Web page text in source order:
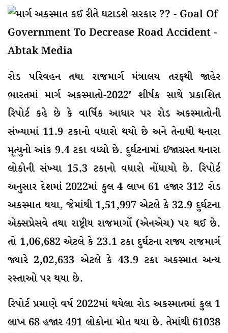
રોડ પરિવહન તથા રાજમાર્ગ મંત્રાલય તરફથી જાહેર
ભારતમાં માર્ગ અકસ્માતો-2022′ શીર્ષક સાથે પ્રકાશિત
રિપોર્ટ કહે છે કે વાર્ષિક આધાર પર રોડ અકસ્માતોની
સંખ્યામાં 11.9 ટકાનો વધારો થયો છે અને તેનાથી થનારા
મૃત્યુનો આંક 9.4 ટકા વધ્યો છે. દુર્ઘટનામાં ઈજાગ્રસ્ત થનારા
લોકોની સંખ્યા 15.3 ટકાનો વધારો નોંધાયો છે. રિપોર્ટ
અનુસાર દેશમાં 2022માં કુલ 4 લાખ 61 હજાર 312 રોડ
અકસ્માત થયા, જેમાંથી 1,51,997 એટલે કે 32.9 દુર્ઘટના
એક્સપ્રેસવે તથા રાષ્ટ્રીય રાજમાર્ગો (એનએચ) પર થઈ છે.
તો 1,06,682 એટલે કે 23.1 ટકા દુર્ઘટના રાજ્ય રાજમાર્ગ
જ્યારે 2,02,633 એટલે કે 43.9 ટકા અકસ્માત અન્ય
રસ્તાઓ પર થયા છે.
રિપોર્ટ પ્રમાણે વર્ષ 2022માં થયેલા રોડ અકસ્માતમાં કુલ 1
લાખ 68 હજાર 491 લોકોના મોત થયા છે. તેમાંથી 61038